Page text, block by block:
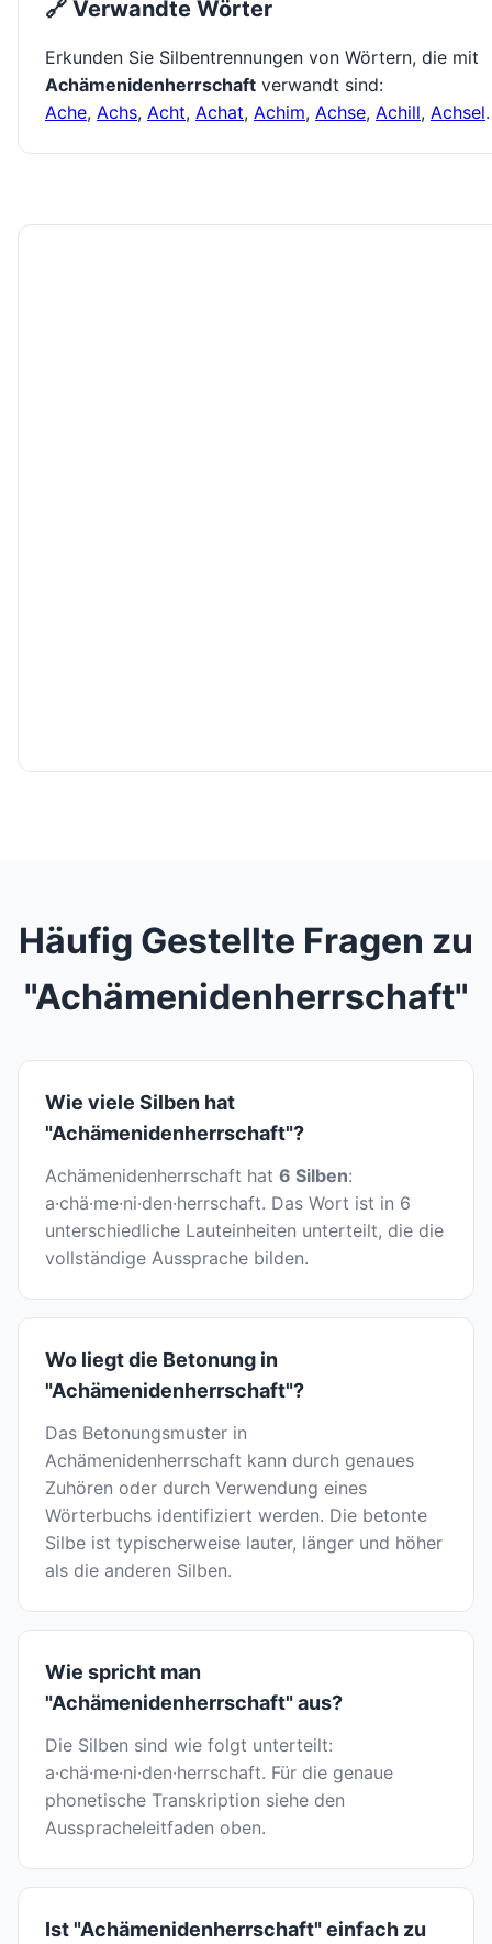
🔗 Verwandte Wörter
Erkunden Sie Silbentrennungen von Wörtern, die mit
Achämenidenherrschaft verwandt sind:
Ache, Achs, Acht, Achat, Achim, Achse, Achill, Achsel.
Häufig Gestellte Fragen zu
"Achämenidenherrschaft"
Wie viele Silben hat
"Achämenidenherrschaft"?
Achämenidenherrschaft hat 6 Silben:
a·chä·me·ni·den·herrschaft. Das Wort ist in 6
unterschiedliche Lauteinheiten unterteilt, die die
vollständige Aussprache bilden.
Wo liegt die Betonung in
"Achämenidenherrschaft"?
Das Betonungsmuster in
Achämenidenherrschaft kann durch genaues
Zuhören oder durch Verwendung eines
Wörterbuchs identifiziert werden. Die betonte
Silbe ist typischerweise lauter, länger und höher
als die anderen Silben.
Wie spricht man
"Achämenidenherrschaft" aus?
Die Silben sind wie folgt unterteilt:
a·chä·me·ni·den·herrschaft. Für die genaue
phonetische Transkription siehe den
Ausspracheleitfaden oben.
Ist "Achämenidenherrschaft" einfach zu